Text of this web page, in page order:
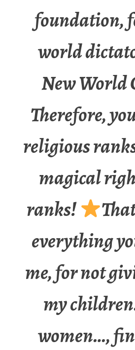
foundation,
world
New World
Therefore,
religious
magical
ranks!
everything
me, for not
my
women…,